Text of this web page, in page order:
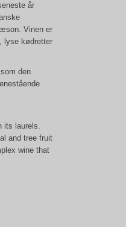
år
Vinen er
lyse kødretter
den
its laurels.
and tree fruit
wine that